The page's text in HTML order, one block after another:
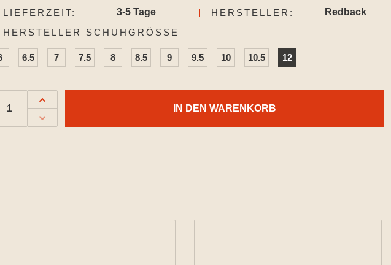
LIEFERZEIT: 3-5 Tage HERSTELLER:
Redback
HERSTELLER SCHUHGRÖSSE
6.5 7 7.5 8 8.5 9 9.5 10 10.5 12
IN DEN WARENKORB